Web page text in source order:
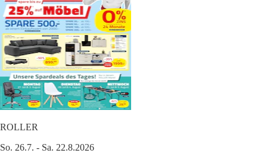
ROLLER
So. 26.7. - Sa. 22.8.2026